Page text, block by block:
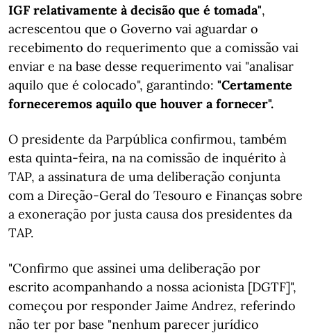
IGF relativamente à decisão que é tomada",
acrescentou que o Governo vai aguardar o
recebimento do requerimento que a comissão vai
enviar e na base desse requerimento vai "analisar
aquilo que é colocado", garantindo: "Certamente
forneceremos aquilo que houver a fornecer".
O presidente da Parpública confirmou, também
esta quinta-feira, na na comissão de inquérito à
TAP, a assinatura de uma deliberação conjunta
com a Direção-Geral do Tesouro e Finanças sobre
a exoneração por justa causa dos presidentes da
TAP.
"Confirmo que assinei uma deliberação por
escrito acompanhando a nossa acionista [DGTF]",
começou por responder Jaime Andrez, referindo
não ter por base "nenhum parecer jurídico